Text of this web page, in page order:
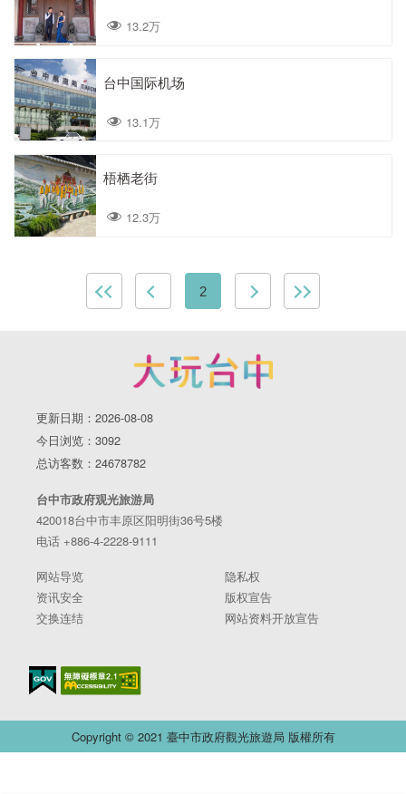
13.2万
台中国际机场
13.1万
梧栖老街
12.3万
2
更新日期：2026-08-08
今日浏览：3092
总访客数：24678782
台中市政府观光旅游局
420018台中市丰原区阳明街36号5楼
电话 +886-4-2228-9111
网站导览
隐私权
资讯安全
版权宣告
交换连结
网站资料开放宣告
Copyright © 2021 臺中市政府觀光旅遊局 版權所有